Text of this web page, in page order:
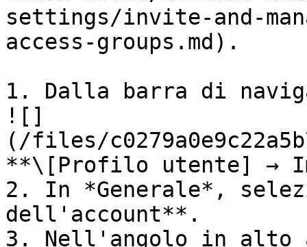
settings/invite-and-
access-groups.md).
1. Dalla barra di
![]
(/files/
**\[Profilo utente] →
2. In *Generale*,
dell'account**.
3. Nell'angolo in alto